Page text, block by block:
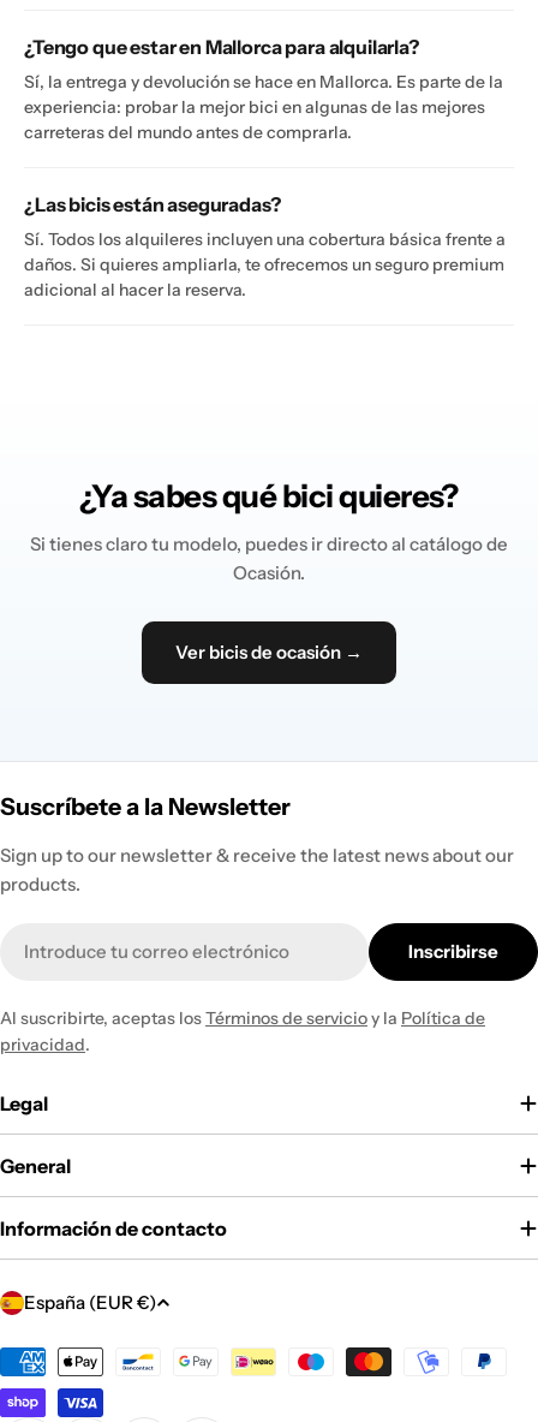
¿Tengo que estar en Mallorca para alquilarla?
Sí, la entrega y devolución se hace en Mallorca. Es parte de la
experiencia: probar la mejor bici en algunas de las mejores
carreteras del mundo antes de comprarla.
¿Las bicis están aseguradas?
Sí. Todos los alquileres incluyen una cobertura básica frente a
daños. Si quieres ampliarla, te ofrecemos un seguro premium
adicional al hacer la reserva.
¿Ya sabes qué bici quieres?
Si tienes claro tu modelo, puedes ir directo al catálogo de
Ocasión.
Ver bicis de ocasión →
Suscríbete a la Newsletter
Sign up to our newsletter & receive the latest news about our
products.
electrónico
Inscribirse
Al suscribirte, aceptas losTérminos de servicioy la Política de
privacidad.
Legal
General
Información de contacto
P
í
s
España (EUR €)
Métodos
de